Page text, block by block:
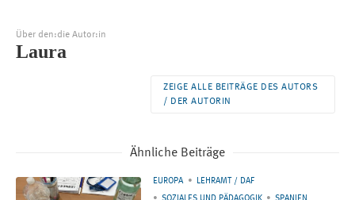
Über den:die Autor:in
Laura
ZEIGE ALLE BEITRÄGE DES AUTORS
/ DER AUTORIN
Ähnliche Beiträge
EUROPA
LEHRAMT / DAF